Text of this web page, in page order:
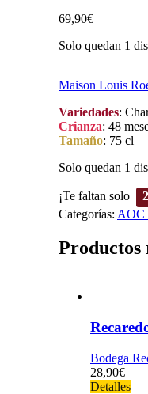
69,90€
Solo quedan 1
Maison Louis
Variedades:
Crianza: 48
Tamaño: 75 cl
Solo quedan 1
¡Te faltan solo
Categorías: AOC
Productos
Bodega
28,90€
Detalles